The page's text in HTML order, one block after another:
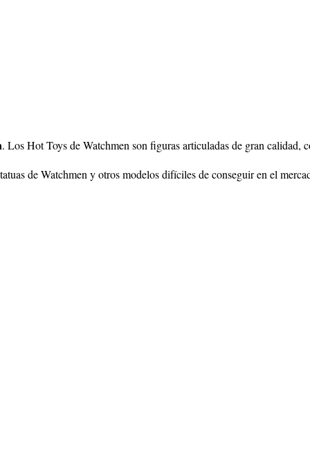
. Los Hot Toys de Watchmen son figuras articuladas de gran calidad,
de Watchmen y otros modelos difíciles de conseguir en el